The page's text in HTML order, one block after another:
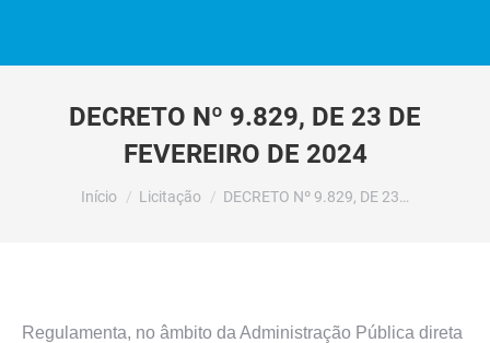
DECRETO Nº 9.829, DE 23 DE
FEVEREIRO DE 2024
Você está aqui:
Início Licitação DECRETO Nº 9.829, DE 23…
Regulamenta, no âmbito da Administração Pública direta